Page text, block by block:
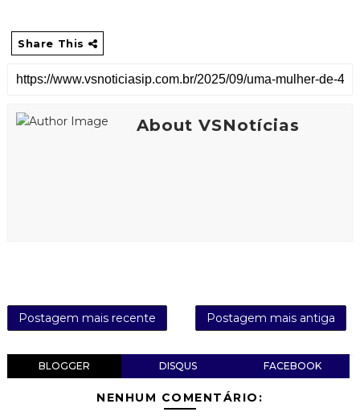
Share This
About VSNotícias
Postagem mais recente Postagem mais antiga
BLOGGER DISQUS FACEBOOK
NENHUM COMENTÁRIO: